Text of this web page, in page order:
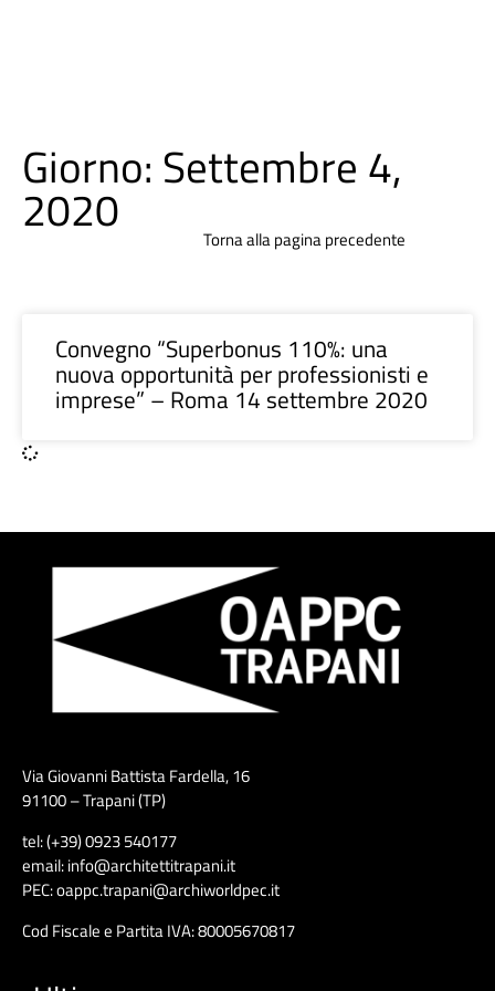
Giorno: Settembre 4,
2020 Torna alla pagina precedente
Convegno “Superbonus 110%: una
nuova opportunità per professionisti e
imprese” – Roma 14 settembre 2020
Via Giovanni Battista Fardella, 16
91100 – Trapani (TP)
tel: (+39) 0923 540177
email: info@architettitrapani.it
PEC: oappc.trapani@archiworldpec.it
Cod Fiscale e Partita IVA: 80005670817